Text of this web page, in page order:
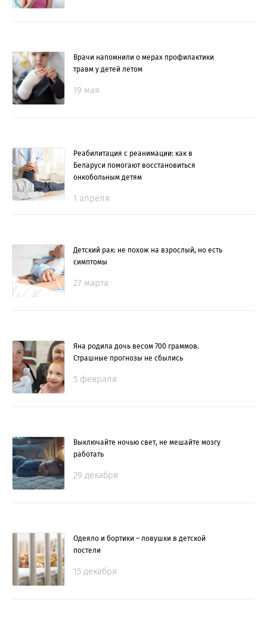
Врачи напомнили о мерах профилактики
травм у детей летом
19 мая
Реабилитация с реанимации: как в
Беларуси помогают восстановиться
онкобольным детям
1 апреля
Детский рак: не похож на взрослый, но есть
симптомы
27 марта
Яна родила дочь весом 700 граммов.
Страшные прогнозы не сбылись
5 февраля
Выключайте ночью свет, не мешайте мозгу
работать
29 декабря
Одеяло и бортики – ловушки в детской
постели
15 декабря